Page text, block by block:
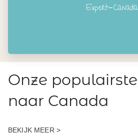
Expert-Canada
Onze
naar Canada
BEKIJK MEER >